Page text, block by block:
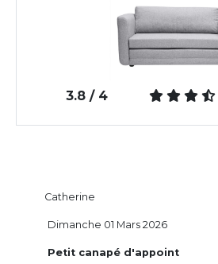
3.8 / 4
Catherine
Petit canapé d'appoint
Dimanche 01 Mars 2026